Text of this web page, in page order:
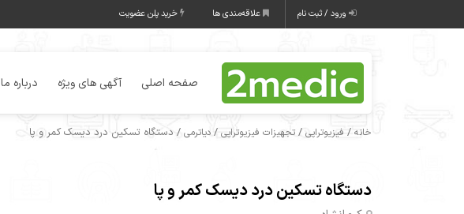
ورود / ثبت نام علاقه‌مندی ها خرید پلن عضویت
صفحه اصلی آگهی های ویژه درباره ما
خانه / فیزیوتراپی / تجهیزات فیزیوتراپی / دیاترمی / دستگاه تسکین درد دیسک کمر و پا
دستگاه تسکین درد دیسک کمر و پا